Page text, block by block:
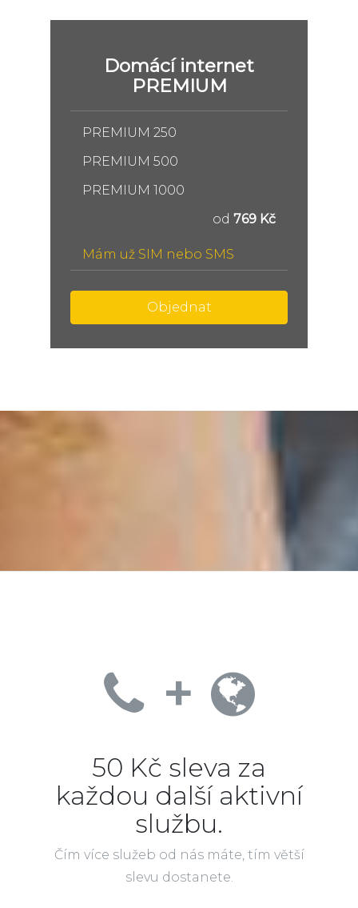
Domácí internet
PREMIUM
PREMIUM 250
PREMIUM 500
PREMIUM 1000
od 769 Kč
Mám už SIM nebo SMS
Objednat
+
50 Kč sleva za
každou další aktivní
službu.
Čím více služeb od nás máte, tím větší
slevu dostanete.